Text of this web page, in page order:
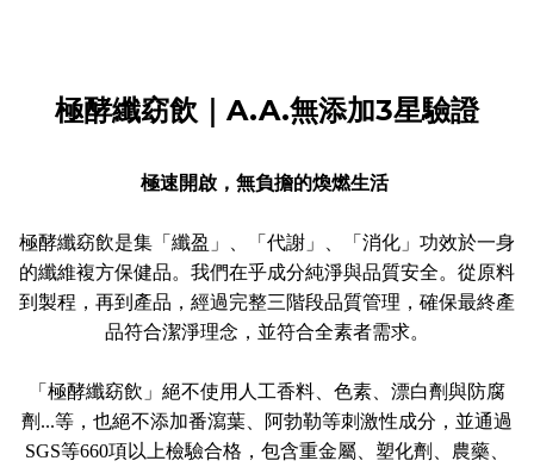
極酵纖窈飲｜A.A.無添加3星驗證
極速開啟，無負擔的煥燃生活
極酵纖窈飲是集「纖盈」、「代謝」、「消化」功效於一身
的纖維複方保健品。我們在乎成分純淨與品質安全。從原料
到製程，再到產品，經過完整三階段品質管理，確保最終產
品符合潔淨理念，並符合全素者需求。
「極酵纖窈飲」絕不使用人工香料、色素、漂白劑與防腐
劑...等，也絕不添加番瀉葉、阿勃勒等刺激性成分，並通過
SGS等660項以上檢驗合格，包含重金屬、塑化劑、農藥、